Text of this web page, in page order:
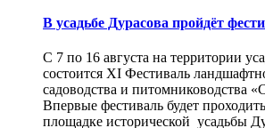
В усадьбе Дурасова пройдёт
С 7 по 16 августа на территории
состоится XI Фестиваль
садоводства и питомниководства
Впервые фестиваль будет
площадке исторической усадьбы